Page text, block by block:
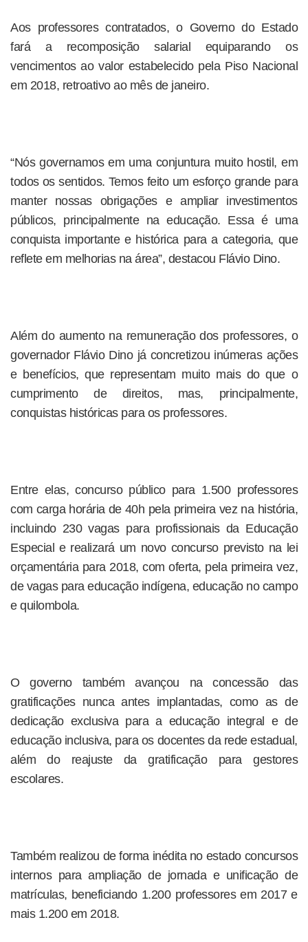
Aos professores contratados, o Governo do Estado
fará a recomposição salarial equiparando os
vencimentos ao valor estabelecido pela Piso Nacional
em 2018, retroativo ao mês de janeiro.
“Nós governamos em uma conjuntura muito hostil, em
todos os sentidos. Temos feito um esforço grande para
manter nossas obrigações e ampliar investimentos
públicos, principalmente na educação. Essa é uma
conquista importante e histórica para a categoria, que
reflete em melhorias na área”, destacou Flávio Dino.
Além do aumento na remuneração dos professores, o
governador Flávio Dino já concretizou inúmeras ações
e benefícios, que representam muito mais do que o
cumprimento de direitos, mas, principalmente,
conquistas históricas para os professores.
Entre elas, concurso público para 1.500 professores
com carga horária de 40h pela primeira vez na história,
incluindo 230 vagas para profissionais da Educação
Especial e realizará um novo concurso previsto na lei
orçamentária para 2018, com oferta, pela primeira vez,
de vagas para educação indígena, educação no campo
e quilombola.
O governo também avançou na concessão das
gratificações nunca antes implantadas, como as de
dedicação exclusiva para a educação integral e de
educação inclusiva, para os docentes da rede estadual,
além do reajuste da gratificação para gestores
escolares.
Também realizou de forma inédita no estado concursos
internos para ampliação de jornada e unificação de
matrículas, beneficiando 1.200 professores em 2017 e
mais 1.200 em 2018.